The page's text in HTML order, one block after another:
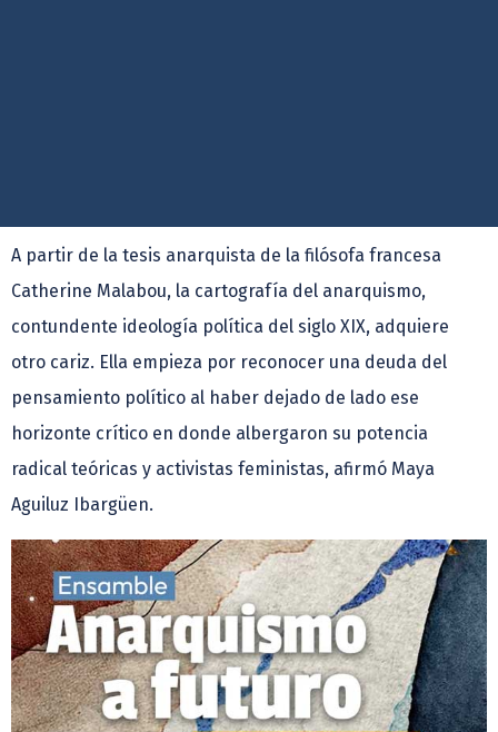
A partir de la tesis anarquista de la filósofa francesa
Catherine Malabou, la cartografía del anarquismo,
contundente ideología política del siglo XIX, adquiere
otro cariz. Ella empieza por reconocer una deuda del
pensamiento político al haber dejado de lado ese
horizonte crítico en donde albergaron su potencia
radical teóricas y activistas feministas, afirmó Maya
Aguiluz Ibargüen.